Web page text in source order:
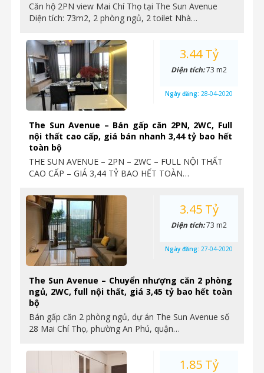
Căn hộ 2PN view Mai Chí Thọ tại The Sun Avenue
Diện tích: 73m2, 2 phòng ngủ, 2 toilet Nhà…
The Sun Avenue – Bán gấp căn 2PN, 2WC, Full
nội thất cao cấp, giá bán nhanh 3,44 tỷ bao hết
toàn bộ
THE SUN AVENUE – 2PN – 2WC – FULL NỘI THẤT
CAO CẤP – GIÁ 3,44 TỶ BAO HẾT TOÀN…
3.44 Tỷ
Diện tích:73 m2
Ngày đăng: 28-04-2020
The Sun Avenue – Chuyển nhượng căn 2 phòng
ngủ, 2WC, full nội thất, giá 3,45 tỷ bao hết toàn
bộ
Bán gấp căn 2 phòng ngủ, dự án The Sun Avenue số
28 Mai Chí Thọ, phường An Phú, quận…
3.45 Tỷ
Diện tích:73 m2
Ngày đăng: 27-04-2020
1.85 Tỷ